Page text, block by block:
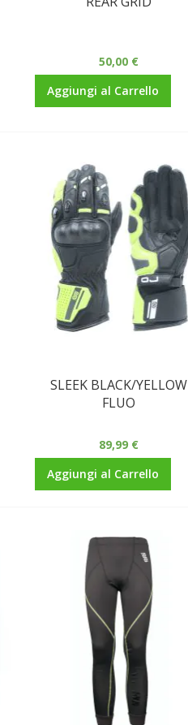
50,00 €
Aggiungi al Carrello
SLEEK BLACK/YELLOW
FLUO
89,99 €
Aggiungi al Carrello